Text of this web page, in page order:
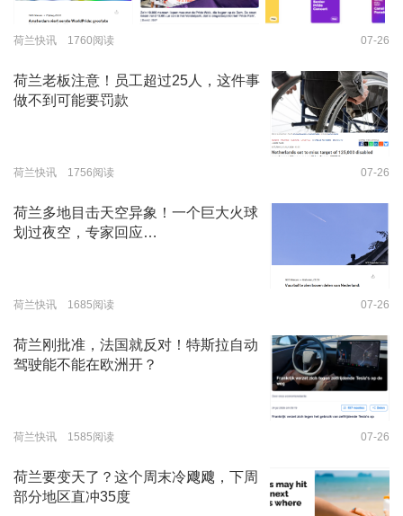
荷兰快讯 1760阅读 07-26
荷兰老板注意！员工超过25人，这件事
做不到可能要罚款
荷兰快讯 1756阅读 07-26
荷兰多地目击天空异象！一个巨大火球
划过夜空，专家回应…
荷兰快讯 1685阅读 07-26
荷兰刚批准，法国就反对！特斯拉自动
驾驶能不能在欧洲开？
荷兰快讯 1585阅读 07-26
荷兰要变天了？这个周末冷飕飕，下周
部分地区直冲35度